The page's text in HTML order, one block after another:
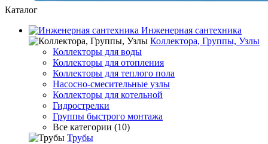
Каталог
Инженерная сантехника
Коллектора, Группы, Узлы
Коллекторы для воды
Коллекторы для отопления
Коллекторы для теплого пола
Насосно-смесительные узлы
Коллекторы для котельной
Гидрострелки
Группы быстрого монтажа
Все категории (10)
Трубы